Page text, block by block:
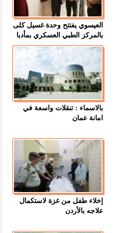
العيسوي يفتتح وحدة غسيل كلى
بالمركز الطبي العسكري بمأدبا
بالاسماء : تنقلات واسعة في
امانة عمان
إخلاء طفل من غزة لاستكمال
علاجه بالأردن